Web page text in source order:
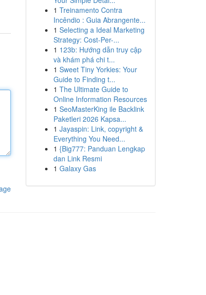
1 Treinamento Contra
Incêndio : Guia Abrangente...
1 Selecting a Ideal Marketing
Strategy: Cost-Per-...
1 123b: Hướng dẫn truy cập
và khám phá chi t...
1 Sweet Tiny Yorkies: Your
Guide to Finding t...
1 The Ultimate Guide to
Online Information Resources
1 SeoMasterKing ile Backlink
Paketleri 2026 Kapsa...
1 Jayaspin: Link, copyright &
Everything You Need...
1 {Big777: Panduan Lengkap
dan Link Resmi
1 Galaxy Gas